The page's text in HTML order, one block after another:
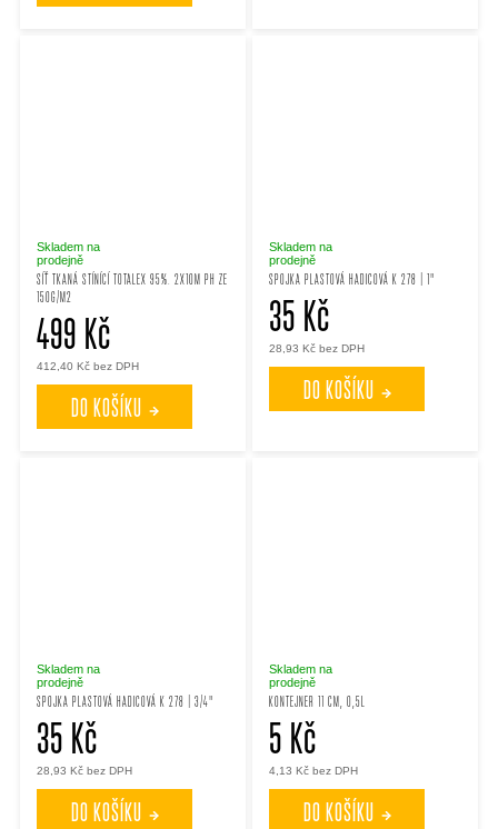
SÍŤ TKANÁ STÍNÍCÍ TOTALEX 95%. 2X10M PH ZE
150G/M2
Skladem na
prodejně
412,40 Kč bez DPH
499 Kč
DO KOŠÍKU
SPOJKA PLASTOVÁ HADICOVÁ K 278 | 1"
Skladem na
prodejně
28,93 Kč bez DPH
35 Kč
DO KOŠÍKU
SPOJKA PLASTOVÁ HADICOVÁ K 278 | 3/4"
Skladem na
prodejně
28,93 Kč bez DPH
35 Kč
DO KOŠÍKU
KONTEJNER 11 CM, 0,5L
Skladem na
prodejně
4,13 Kč bez DPH
5 Kč
DO KOŠÍKU